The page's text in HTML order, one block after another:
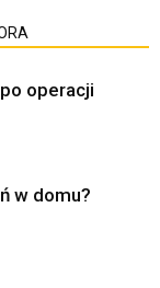
operacji
w domu?